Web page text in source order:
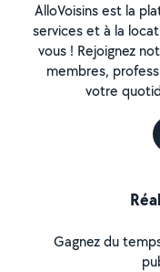
AlloVoisins est la
services et à la
vous ! Rejoignez
membres,
votre
Gagnez du